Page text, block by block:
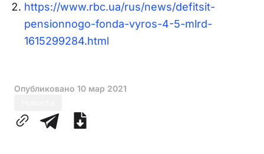
https://www.rbc.ua/rus/news/defitsit-
pensionnogo-fonda-vyros-4-5-mlrd-
1615299284.html
Опубликовано 10 мар 2021